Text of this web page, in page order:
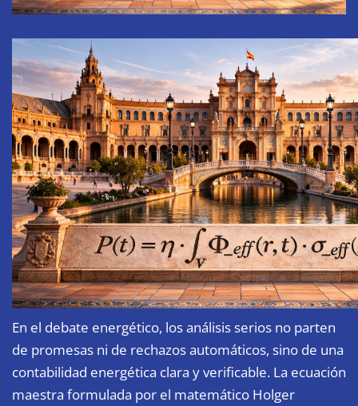
En el debate energético, los análisis serios no parten
de promesas ni de rechazos automáticos, sino de una
contabilidad energética clara y verificable. La ecuación
maestra formulada por el matemático Holger